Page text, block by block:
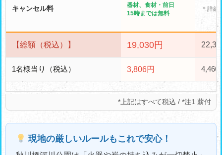
キャンセル料
器材、食材・前日
15時までは無料
＊詳細
【総額（税込）】 19,030円
1名様当り（税込） 3,806円 4,460
*上記はすべて税込 / *注1 薪付
現地の厳しいルールもこれで安心！